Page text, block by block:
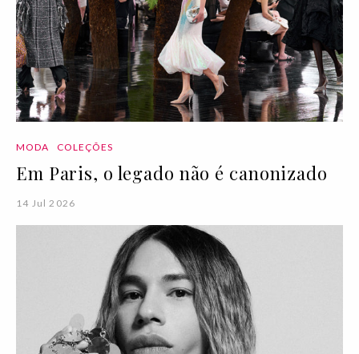
MODA COLEÇÕES
Em Paris, o legado não é canonizado
14 Jul 2026